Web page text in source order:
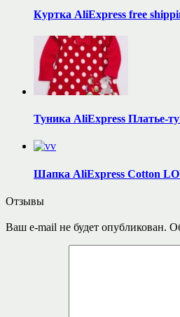
Куртка AliExpress free
Туника AliExpress Платье-
Шапка AliExpress Cotton
Отзывы
Ваш e-mail не будет опубликован.